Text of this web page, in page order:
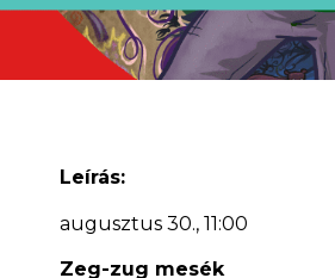
Leírás:
augusztus 30., 11:00
Zeg-zug mesék